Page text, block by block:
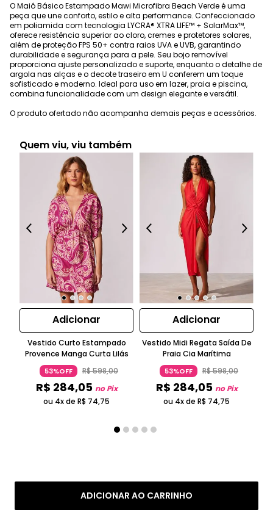
ADICIONAR AO CARRINHO
O Maiô Básico Estampado Mawi Microfibra Beach Verde é uma
peça que une conforto, estilo e alta performance. Confeccionado
em poliamida com tecnologia LYCRA® XTRA LIFE™ + SolarMax™,
oferece resistência superior ao cloro, cremes e protetores solares,
além de proteção FPS 50+ contra raios UVA e UVB, garantindo
durabilidade e segurança para a pele. Seu bojo removível
proporciona ajuste personalizado e suporte, enquanto o detalhe de
argola nas alças e o decote traseiro em U conferem um toque
sofisticado e moderno. Ideal para uso em lazer, praia e piscina,
combina funcionalidade com um design elegante e versátil.
O produto ofertado não acompanha demais peças e acessórios.
Quem viu, viu também
Adicionar
Vestido Curto Estampado
Provence Manga Curta Lilás
53%OFF R$598,00
R$ 284,05 no Pix
ou 4x de R$ 74,75
Adicionar
Vestido Midi Regata Saída De
Praia Cia Marítima
53%OFF R$598,00
R$ 284,05 no Pix
ou 4x de R$ 74,75